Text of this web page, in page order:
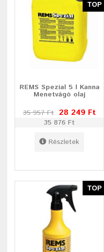
TOP
REMS Spezial 5 l Kanna
Menetvágó olaj
35 957 Ft 28 249 Ft
35 876 Ft
Részletek
TOP